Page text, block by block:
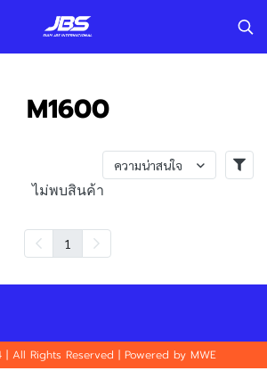
M1600
ความน่าสนใจ
ไม่พบสินค้า
1
All Rights Reserved | Powered by MWE